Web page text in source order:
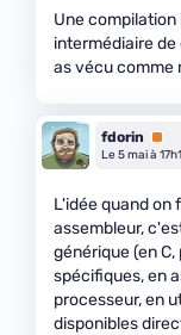
Une
intermédiaire
as vécu comme
fdorin
Le 5 mai à
L'idée quand on
assembleur,
générique (en
spécifiques, en
processeur, en
disponibles